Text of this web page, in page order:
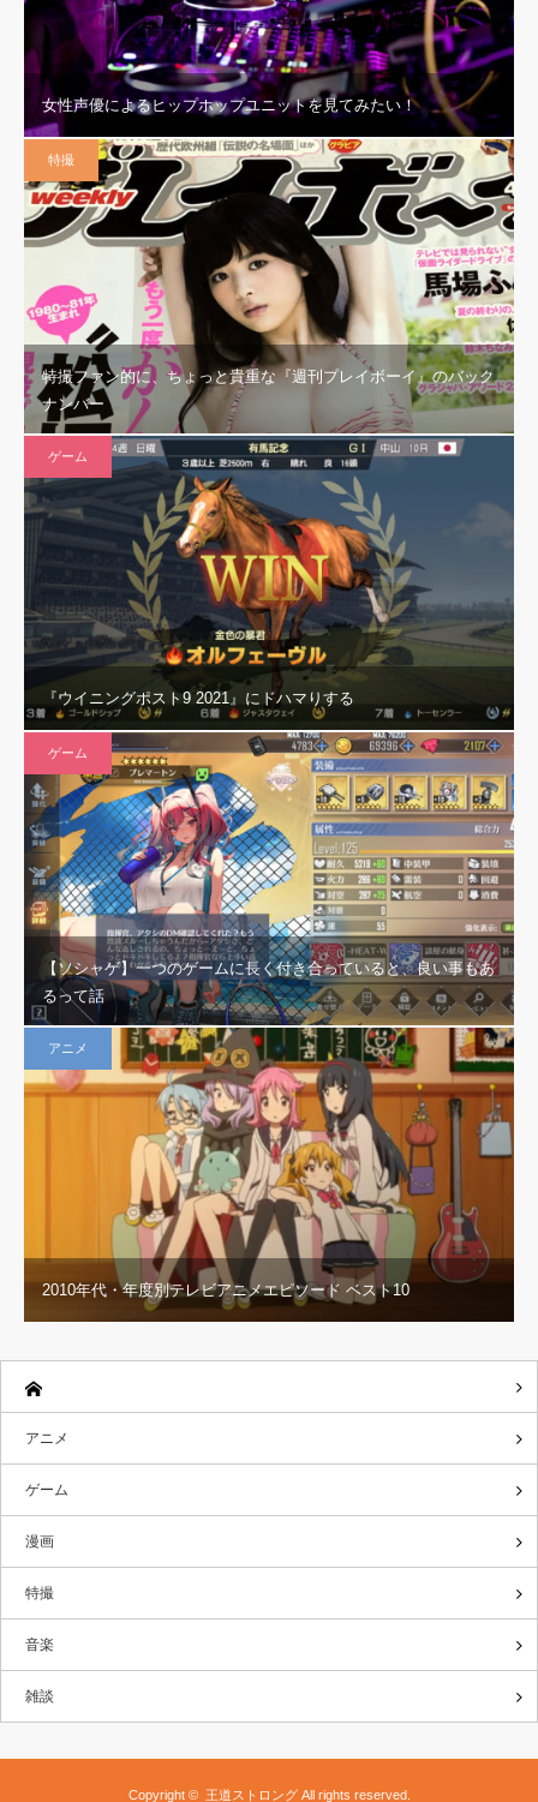
女性声優によるヒップホップユニットを見てみたい！
特撮
特撮ファン的に、ちょっと貴重な『週刊プレイボーイ』のバック
ナンバー
ゲーム
『ウイニングポスト9 2021』にドハマりする
ゲーム
【ソシャゲ】一つのゲームに長く付き合っていると、良い事もあ
るって話
アニメ
2010年代・年度別テレビアニメエピソード ベスト10
アニメ
ゲーム
漫画
特撮
音楽
雑談
Copyright © 王道ストロングAll rights reserved.